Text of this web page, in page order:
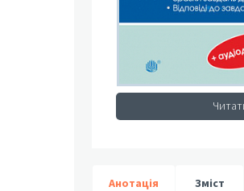
Анотація Зміст